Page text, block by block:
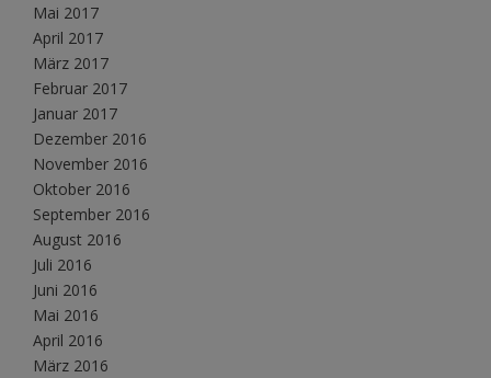
Mai 2017
April 2017
März 2017
Februar 2017
Januar 2017
Dezember 2016
November 2016
Oktober 2016
September 2016
August 2016
Juli 2016
Juni 2016
Mai 2016
April 2016
März 2016